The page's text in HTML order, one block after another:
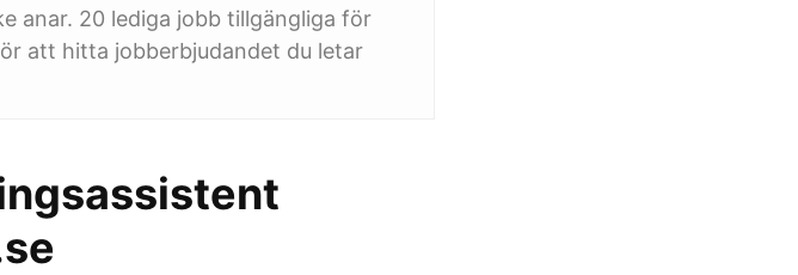
anar. 20 lediga jobb tillgängliga för
att hitta jobberbjudandet du letar